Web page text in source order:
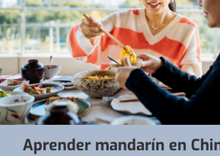
Aprender mandarín en